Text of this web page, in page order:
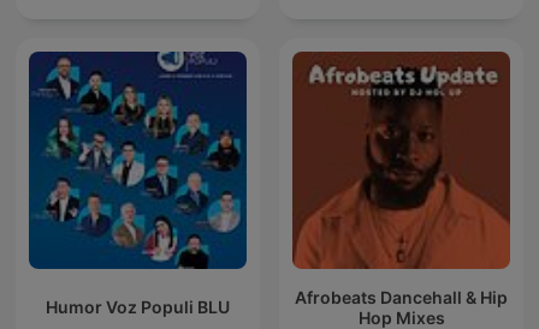
Humor Voz Populi BLU
Afrobeats Dancehall & Hip
Hop Mixes